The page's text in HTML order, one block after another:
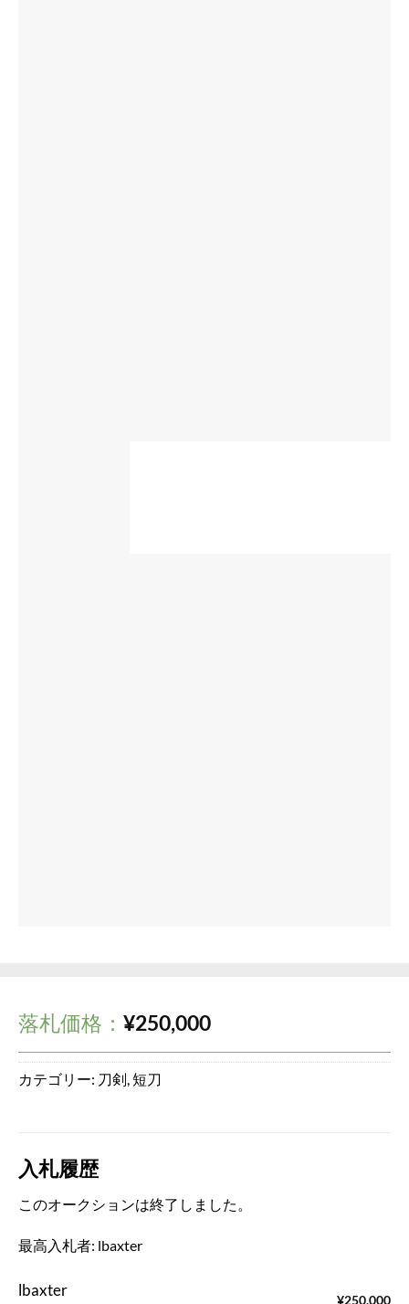
落札価格： ¥250,000
カテゴリー: 刀剣,短刀
入札履歴
このオークションは終了しました。
最高入札者: lbaxter
lbaxter
¥250,000